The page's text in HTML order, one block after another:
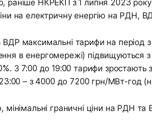
раніше НКРЕКП з 1 липня 2023 року
на електричну енергію на РДН,
максимальні тарифи на період з
в енергомережі) підвищуються
З 7:00 до 19:00 тарифи
– з 4000 до 7200 грн/МВт-год
мінімальні граничні ціни на РДН